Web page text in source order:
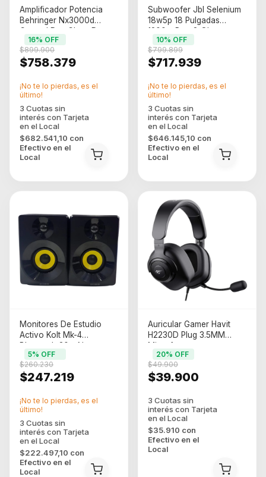
Amplificador Potencia
Behringer Nx3000d
Control Dsp Clase D
Color Negro Potencia De
Salida Rms 3000 W
$758.379
$899.900
16% OFF
$682.541,10 con
Efectivo en el
Local
¡No te lo pierdas, es el
último!
Subwoofer Jbl Selenium
18w5p 18 Pulgadas
1200w Rms 8 Ohms
Negro
$717.939
$799.899
10% OFF
$646.145,10 con
Efectivo en el
Local
¡No te lo pierdas, es el
último!
Monitores De Estudio
Activo Kolt Mk-4
Bluetooth 30w Negro
$247.219
$260.230
5% OFF
$222.497,10 con
Efectivo en el
Local
¡No te lo pierdas, es el
último!
Auricular Gamer Havit
H2230D Plug 3.5MM
Microfono
Omnidireccional Speaker
50MM
$39.900
$49.900
20% OFF
$35.910 con
Efectivo en el
Local